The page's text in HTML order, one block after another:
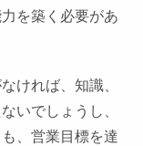
を築く必要があ
ければ、知識、
いでしょうし、
、営業目標を達